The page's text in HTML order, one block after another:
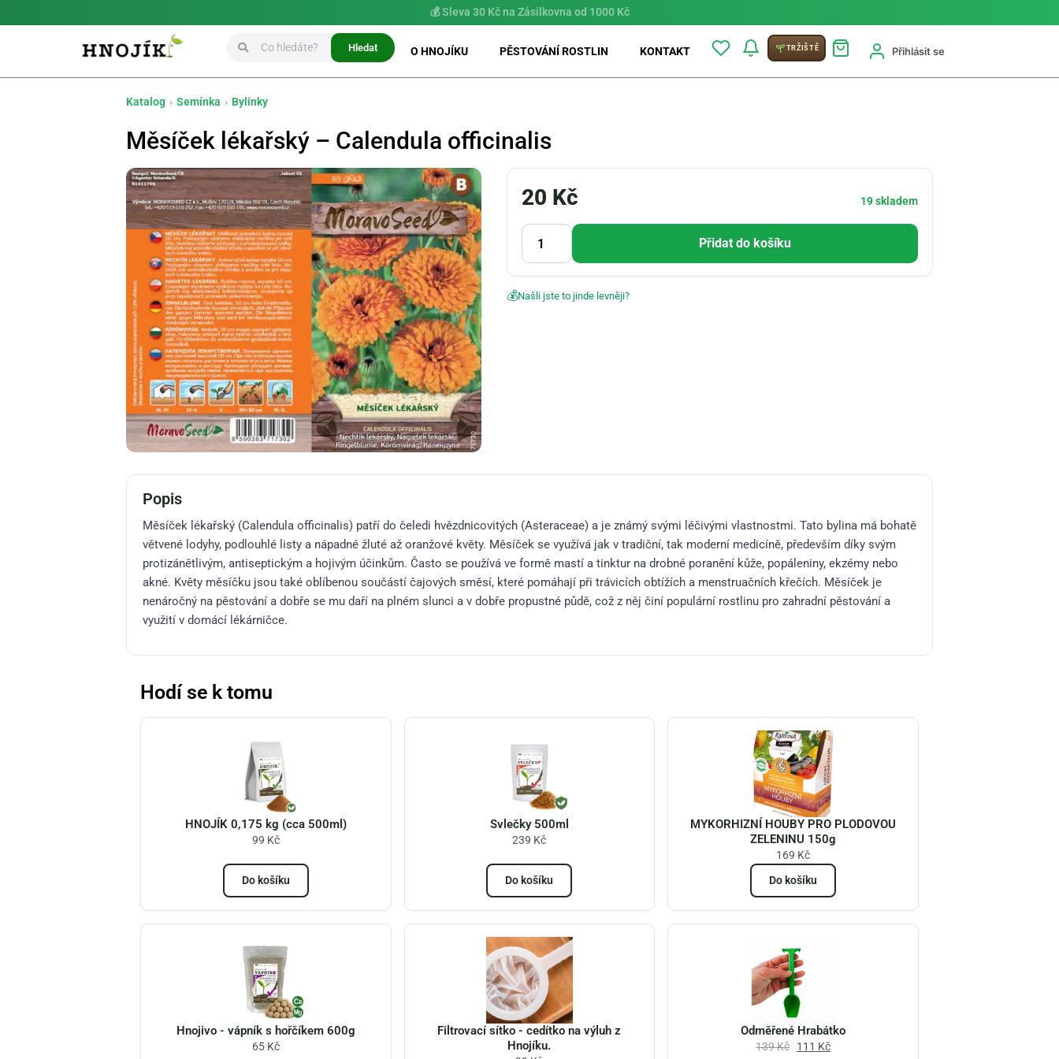
⚡ MožnostPRIO doručení do 24 h
Hledat O HNOJÍKU PĚSTOVÁNÍ ROSTLIN KONTAKT TRŽIŠTĚ Přihlásit se
Katalog › Semínka › Bylinky
Měsíček lékařský – Calendula officinalis
20 Kč 19 skladem
Přidat do košíku
💰Našli jste to jinde levněji?
Popis
Měsíček lékařský (Calendula officinalis) patří do čeledi hvězdnicovitých (Asteraceae) a je známý svými léčivými vlastnostmi. Tato bylina má bohatě
větvené lodyhy, podlouhlé listy a nápadné žluté až oranžové květy. Měsíček se využívá jak v tradiční, tak moderní medicíně, především díky svým
protizánětlivým, antiseptickým a hojivým účinkům. Často se používá ve formě mastí a tinktur na drobné poranění kůže, popáleniny, ekzémy nebo
akné. Květy měsíčku jsou také oblíbenou součástí čajových směsí, které pomáhají při trávicích obtížích a menstruačních křečích. Měsíček je
nenáročný na pěstování a dobře se mu daří na plném slunci a v dobře propustné půdě, což z něj činí populární rostlinu pro zahradní pěstování a
využití v domácí lékárničce.
Hodí se k tomu
HNOJÍK 0,175 kg (cca 500ml)
99 Kč
Do košíku
Svlečky 500ml
239 Kč
Do košíku
MYKORHIZNÍ HOUBY PRO PLODOVOU
ZELENINU 150g
169 Kč
Do košíku
Hnojivo - vápník s hořčíkem 600g
65 Kč
Filtrovací sítko - cedítko na výluh z
Hnojíku.
Odměřené Hrabátko
139Kč 111 Kč